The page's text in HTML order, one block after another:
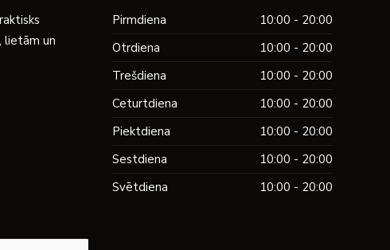
lietām un
Pirmdiena
10:00 - 20:00
Otrdiena
10:00 - 20:00
Trešdiena
10:00 - 20:00
Ceturtdiena
10:00 - 20:00
Piektdiena
10:00 - 20:00
Sestdiena
10:00 - 20:00
Svētdiena
10:00 - 20:00